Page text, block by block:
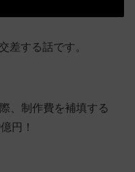
差する話です。
、制作費を補填する
円！